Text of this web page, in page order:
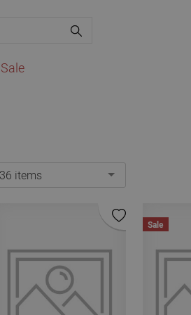
Sale
36 items
Sale